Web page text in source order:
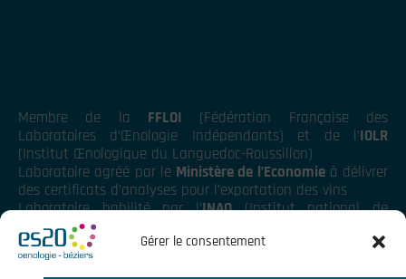
Gérer le consentement
Membre de la FFLOI (Fédération Française des
Laboratoires d’Œnologie Indépendants) et de l’IOLR
(Institut Œnologique du Languedoc-Roussillon)
Laboratoire agréé par le Ministère de l’Economieà délivrer
des certificats d’analyses pour l’exportation des vins
Laboratoire habilité par l’INAO(Institut national de
l’origine et de la qualité)